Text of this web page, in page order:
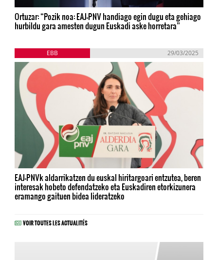
Ortuzar: “Pozik noa: EAJ-PNV handiago egin dugu eta gehiago
hurbildu gara amesten dugun Euskadi aske horretara”
EBB 29/03/2025
EAJ-PNVk aldarrikatzen du euskal hiritargoari entzutea, beren
interesak hobeto defendatzeko eta Euskadiren etorkizunera
eramango gaituen bidea lideratzeko
VOIR TOUTES LES ACTUALITÉS